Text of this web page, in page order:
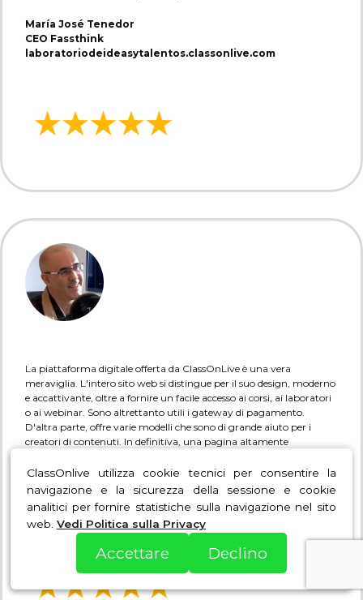
ClassOnlive utilizza cookie tecnici per consentire la
navigazione e la sicurezza della sessione e cookie
analitici per fornire statistiche sulla navigazione nel sito
web. Vedi Politica sulla Privacy
Accettare Declino
María José Tenedor
CEO Fassthink
laboratoriodeideasytalentos.classonlive.com
La piattaforma digitale offerta da ClassOnLive è una vera
meraviglia. L'intero sito web si distingue per il suo design, moderno
e accattivante, oltre a fornire un facile accesso ai corsi, ai laboratori
o ai webinar. Sono altrettanto utili i gateway di pagamento.
D'altra parte, offre varie modelli che sono di grande aiuto per i
creatori di contenuti. In definitiva, una pagina altamente
Denkô Mesa
Mittente
denkomesa.classonlive.com